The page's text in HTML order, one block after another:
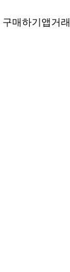
구매하기앱거래